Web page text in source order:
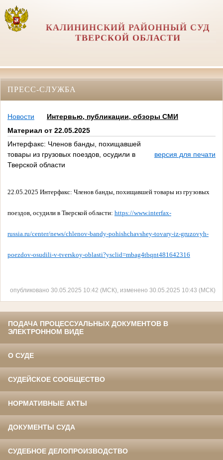
КАЛИНИНСКИЙ РАЙОННЫЙ СУД
ТВЕРСКОЙ ОБЛАСТИ
ПРЕСС-СЛУЖБА
Новости
Интервью, публикации, обзоры СМИ
Материал от 22.05.2025
Интерфакс: Членов банды, похищавшей
товары из грузовых поездов, осудили в
Тверской области
версия для печати
22.05.2025 Интерфакс: Членов банды, похищавшей товары из грузовых
поездов, осудили в Тверской области: https://www.interfax-
russia.ru/center/news/chlenov-bandy-pohishchavshey-tovary-iz-gruzovyh-
poezdov-osudili-v-tverskoy-oblasti?ysclid=mbag4tbqnt481642316
опубликовано 30.05.2025 10:42 (МСК), изменено 30.05.2025 10:43 (МСК)
ПОДАЧА ПРОЦЕССУАЛЬНЫХ ДОКУМЕНТОВ В
ЭЛЕКТРОННОМ ВИДЕ
О СУДЕ
СУДЕЙСКОЕ СООБЩЕСТВО
НОРМАТИВНЫЕ АКТЫ
ДОКУМЕНТЫ СУДА
СУДЕБНОЕ ДЕЛОПРОИЗВОДСТВО